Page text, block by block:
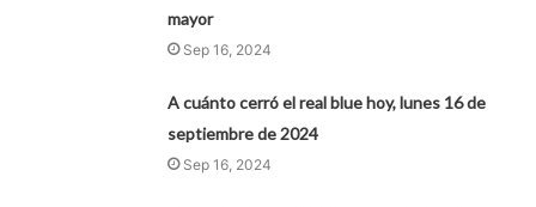
mayor
Sep 16, 2024
A cuánto cerró el real blue hoy, lunes 16 de
septiembre de 2024
Sep 16, 2024